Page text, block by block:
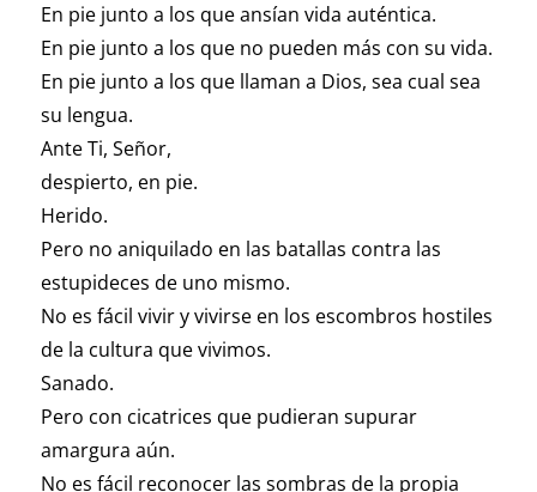
En pie junto a los que ansían vida auténtica.
En pie junto a los que no pueden más con su vida.
En pie junto a los que llaman a Dios, sea cual sea
su lengua.
Ante Ti, Señor,
despierto, en pie.
Herido.
Pero no aniquilado en las batallas contra las
estupideces de uno mismo.
No es fácil vivir y vivirse en los escombros hostiles
de la cultura que vivimos.
Sanado.
Pero con cicatrices que pudieran supurar
amargura aún.
No es fácil reconocer las sombras de la propia